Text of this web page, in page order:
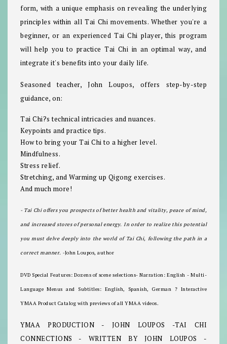
form, with a unique emphasis on revealing the underlying
principles within all Tai Chi movements. Whether you're a
beginner, or an experienced Tai Chi player, this program
will help you to practice Tai Chi in an optimal way, and
integrate it's benefits into your daily life.
Seasoned teacher, John Loupos, offers step-by-step
guidance, on:
Tai Chi?s technical intricacies and nuances.
Keypoints and practice tips.
How to bring your Tai Chi to a higher level.
Mindfulness.
Stress relief.
Stretching, and Warming up Qigong exercises.
And much more!
- Tai Chi offers you prospects of better health and vitality, peace of mind,
and increased stores of personal energy. In order to realize this potential
you must delve deeply into the world of Tai Chi, following the path in a
correct manner. -John Loupos, author
DVD Special Features: Dozens of scene selections- Narration: English - Multi-
Language Menus and Subtitles: English, Spanish, German ? Interactive
YMAA Product Catalog with previews of all YMAA videos.
YMAA PRODUCTION - JOHN LOUPOS -TAI CHI
CONNECTIONS - WRITTEN BY JOHN LOUPOS -